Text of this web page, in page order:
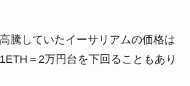
騰していたイーサリアムの価格は
＝2万円台を下回ることもあり